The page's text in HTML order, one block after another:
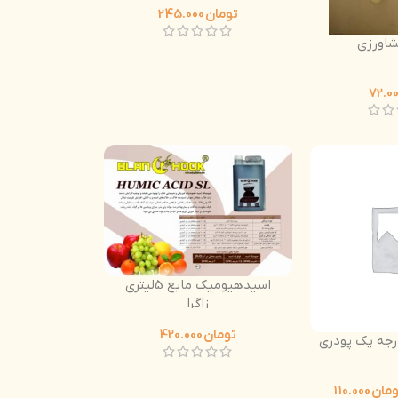
تومان
یک پودری
اسیدهیومیک مایع 5لیتری
زاگرا
تومان